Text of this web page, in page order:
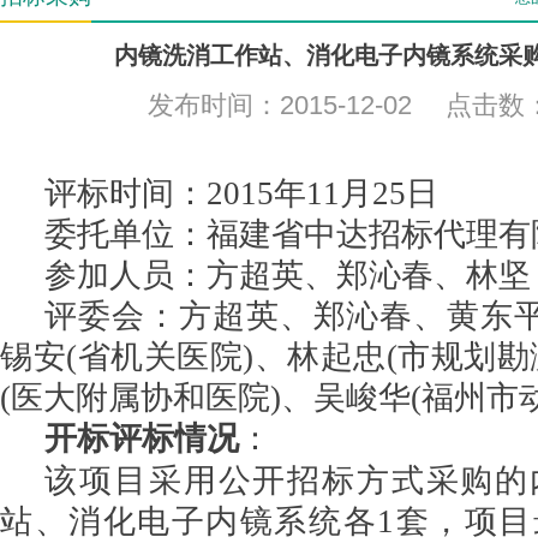
内镜洗消工作站、消化电子内镜系统采
发布时间：2015-12-02 点击数
评标时间： 2015年11月25日
委托单位：福建省中达招标代理
参加人员：方超英、郑沁春、林坚
评委会：方超英、郑沁春、黄东
锡安(省机关医院)、林起忠(市规划
(医大附属协和医院)、吴峻华(福州市
开标评标情况：
该项目采用公开招标方式采购
站、消化电子内镜系统各1套，项目